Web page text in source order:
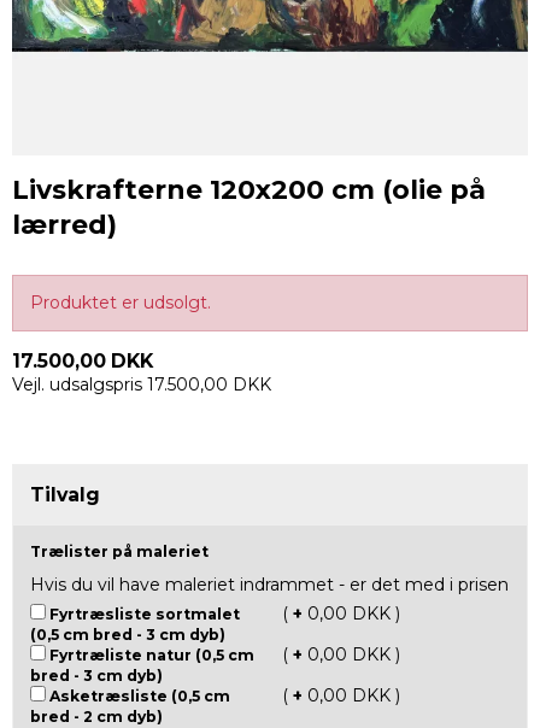
Livskrafterne 120x200 cm (olie på
lærred)
Produktet er udsolgt.
17.500,00 DKK
Vejl. udsalgspris 17.500,00 DKK
Tilvalg
Trælister på maleriet
Hvis du vil have maleriet indrammet - er det med i prisen
(0,5 cm bred - 3 cm dyb)
( + 0,00 DKK )
bred - 3 cm dyb)
( + 0,00 DKK )
bred - 2 cm dyb)
( + 0,00 DKK )